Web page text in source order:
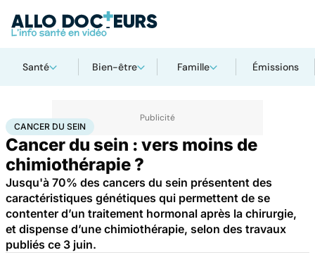
Santé Bien-être Famille Émissions
AccueilSanté Maladies Cancer du sein
CANCER DU SEIN
Cancer du sein : vers moins de
chimiothérapie ?
Jusqu'à 70% des cancers du sein présentent des
caractéristiques génétiques qui permettent de se
contenter d’un traitement hormonal après la chirurgie,
et dispense d’une chimiothérapie, selon des travaux
publiés ce 3 juin.